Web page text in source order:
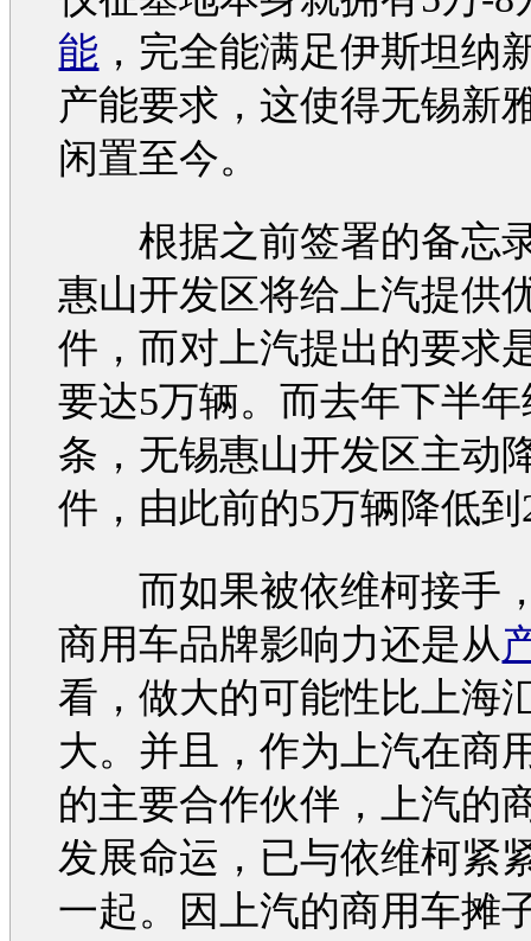
能 ，完全能满足伊斯坦纳
产能要求，这使得无锡新
闲置至今。
根据之前签署的备忘
惠山开发区将给上汽提供
件，而对上汽提出的要求
要达5万辆。而去年下半
条，无锡惠山开发区主动
件，由此前的5万辆降低
而如果被依维柯接手
商用车品牌影响力还是从
看，做大的可能性比上海
大。并且，作为上汽在商
的主要合作伙伴，上汽的
发展命运，已与依维柯紧
一起。因上汽的商用车摊